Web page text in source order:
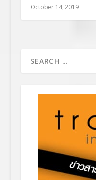
October 14, 2019